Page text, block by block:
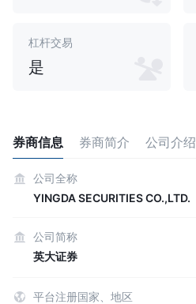
杠杆交易
是
券商信息 券商简介 公司介绍
公司全称
YINGDA SECURITIES CO.,LTD.
公司简称
英大证券
平台注册国家、地区